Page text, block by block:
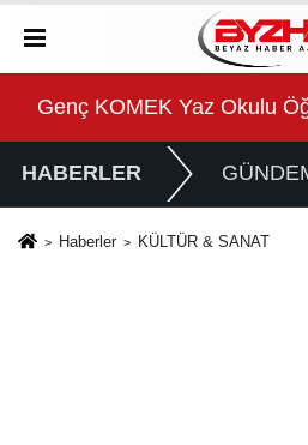
Buluşuyor
Genç KOMEK Yaz Okulu
HABERLER
Haberler KÜLTÜR & SANAT